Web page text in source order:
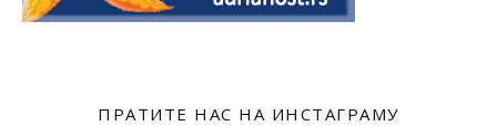
ПРАТИТЕ НАС НА ИНСТАГРАМУ